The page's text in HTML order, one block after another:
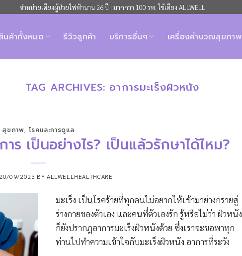
จำหน่ายเตียงผู้ป่วยไฟฟ้านาน 26 ปี | มากกว่า 100 รพ. ใช้เตียง ALLWELL
นค้าทั้งหมด รีวิวลูกค้า บริการอื่นๆ เครื่องคำนวณสุขภาพ
TAG ARCHIVES: อาการมะเร็งผิวหนัง
สุขภาพ โรคและการดูแล
ร เป็นอย่างไร? เป็นแล้วรักษาได้ไหม?
20/09/2023 BY ALLWELLHEALTHCARE
มะเร็ง เป็นโรคร้ายที่ทุกคนไม่อยากให้เข้ามาย่างกรายสู่
ร่างกายของตัวเอง และคนที่ตัวเองรัก รู้หรือไม่ว่า ผิวหนัง
ก็ยังปรากฎอาการมะเร็งผิวหนังด้วย ซึ่งเราจะขอพาทุก
ท่านไปทำความเข้าใจกับมะเร็งผิวหนัง อาการที่ระวัง